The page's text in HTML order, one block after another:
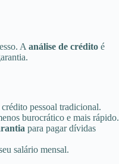
A análise de crédito é
pessoal tradicional.
burocrático e mais rápido.
para pagar dívidas
salário mensal.